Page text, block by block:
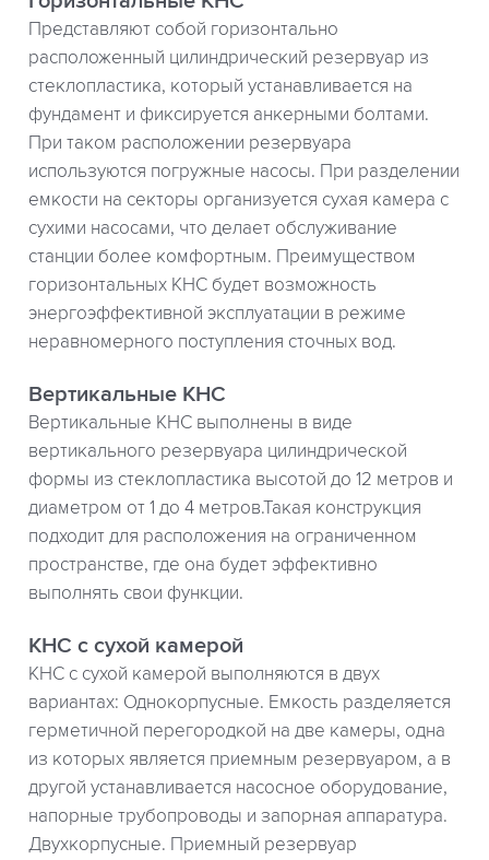
Представляют собой горизонтально
расположенный цилиндрический резервуар из
стеклопластика, который устанавливается на
фундамент и фиксируется анкерными болтами.
При таком расположении резервуара
используются погружные насосы. При разделении
емкости на секторы организуется сухая камера с
сухими насосами, что делает обслуживание
станции более комфортным. Преимуществом
горизонтальных КНС будет возможность
энергоэффективной эксплуатации в режиме
неравномерного поступления сточных вод.
Вертикальные КНС
Вертикальные КНС выполнены в виде
вертикального резервуара цилиндрической
формы из стеклопластика высотой до 12 метров и
диаметром от 1 до 4 метров.Такая конструкция
подходит для расположения на ограниченном
пространстве, где она будет эффективно
выполнять свои функции.
КНС с сухой камерой
КНС с сухой камерой выполняются в двух
вариантах: Однокорпусные. Емкость разделяется
герметичной перегородкой на две камеры, одна
из которых является приемным резервуаром, а в
другой устанавливается насосное оборудование,
напорные трубопроводы и запорная аппаратура.
Двухкорпусные. Приемный резервуар